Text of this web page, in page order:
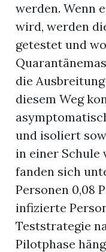
werden. Wenn
wird, werden
getestet und
die
diesem Weg
und isoliert
in einer Schule
fanden sich
Personen 0,08
infizierte
Teststrategie
Pilotphase